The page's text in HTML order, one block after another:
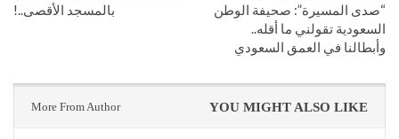
“صدى المسيرة”: صحيفة الوطن
السعودية تقولني ما أقله..
وأبطالنا في العمق السعودي
بالمسجد الأقصى..!
YOU MIGHT ALSO LIKE
More From Author